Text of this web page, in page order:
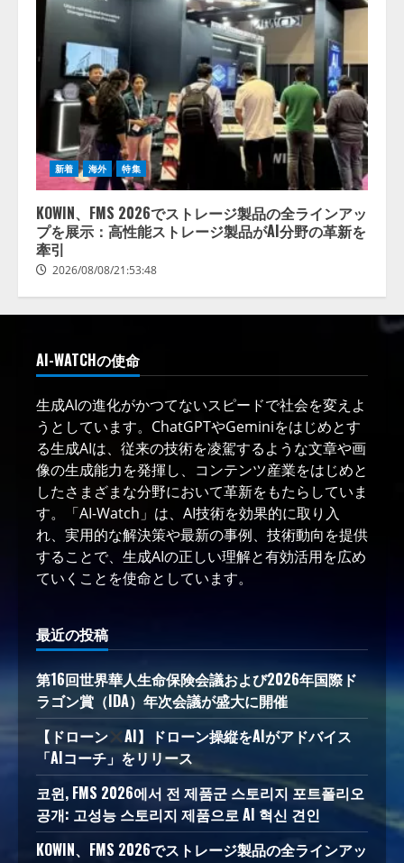
新着 海外 特集
KOWIN、FMS 2026でストレージ製品の全ラインアッ
プを展示：高性能ストレージ製品がAI分野の革新を
牽引
2026/08/08/21:53:48
AI-WATCHの使命
生成AIの進化がかつてないスピードで社会を変えよ
うとしています。ChatGPTやGeminiをはじめとす
る生成AIは、従来の技術を凌駕するような文章や画
像の生成能力を発揮し、コンテンツ産業をはじめと
したさまざまな分野において革新をもたらしていま
す。「AI-Watch」は、AI技術を効果的に取り入
れ、実用的な解決策や最新の事例、技術動向を提供
することで、生成AIの正しい理解と有効活用を広め
ていくことを使命としています。
最近の投稿
第16回世界華人生命保険会議および2026年国際ド
ラゴン賞（IDA）年次会議が盛大に開催
【ドローン
AI】ドローン操縦をAIがアドバイス
「AIコーチ」をリリース
코윈, FMS 2026에서 전 제품군 스토리지 포트폴리오
공개: 고성능 스토리지 제품으로 AI 혁신 견인
KOWIN、FMS 2026でストレージ製品の全ラインアッ